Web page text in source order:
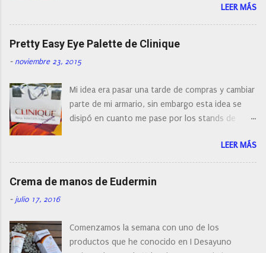
o
con diferentes características, a pilas, a batería,
cepillos de rotación o de oscilación... y
naturalmente de todos los precios. Existe en la
actualidad tal variedad, que antes de hacer la
compra debemos de hacernos unas preguntas:
post os voy a dar mi opinión de porque elegí mi
cepillo facial de Clinique
LEER MÁS
Pretty Easy Eye Palette de Clinique
- noviembre 23, 2015
Mi idea era pasar una tarde de compras y cambiar
parte de mi armario, sin embargo esta idea se
disipó en cuanto me pase por los stands de
resistirse a esta paleta de colores de Clinique.
LEER MÁS
Crema de manos de Eudermin
- julio 17, 2016
Comenzamos la semana con uno de los
productos que he conocido en I Desayuno